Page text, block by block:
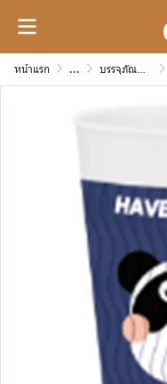
หน้าแรก ... บรรจุภัณฑ์กระดาษสำหรับใส่อาหาร และเดลิเวอรี่